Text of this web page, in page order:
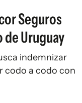
Seguros
Uruguay
indemnizar
codo a codo con